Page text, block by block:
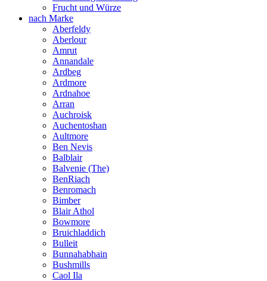
Frucht und Würze
nach Marke
Aberfeldy
Aberlour
Amrut
Annandale
Ardbeg
Ardmore
Ardnahoe
Arran
Auchroisk
Auchentoshan
Aultmore
Ben Nevis
Balblair
Balvenie (The)
BenRiach
Benromach
Bimber
Blair Athol
Bowmore
Bruichladdich
Bulleit
Bunnahabhain
Bushmills
Caol Ila